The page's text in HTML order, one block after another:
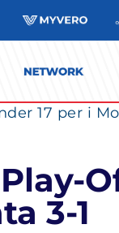
17 per i
3-1